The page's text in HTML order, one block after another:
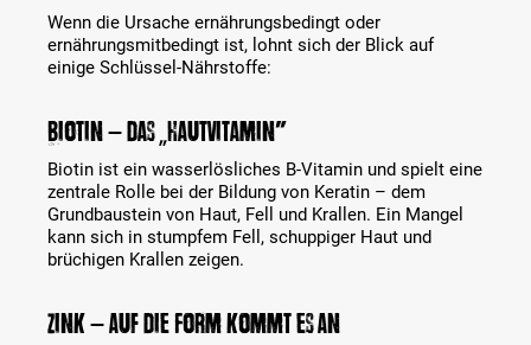
Wenn die Ursache ernährungsbedingt oder
ernährungsmitbedingt ist, lohnt sich der Blick auf
einige Schlüssel-Nährstoffe:
Biotin – das „Hautvitamin"
Biotin ist ein wasserlösliches B-Vitamin und spielt eine
zentrale Rolle bei der Bildung von Keratin – dem
Grundbaustein von Haut, Fell und Krallen. Ein Mangel
kann sich in stumpfem Fell, schuppiger Haut und
brüchigen Krallen zeigen.
Zink – auf die Form kommt es an